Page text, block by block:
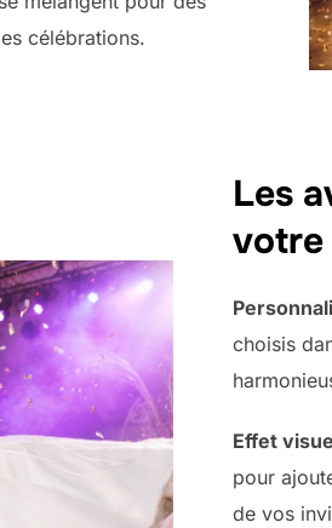
célébrations.
Les
votre
choisis
Effet
pour
de vos